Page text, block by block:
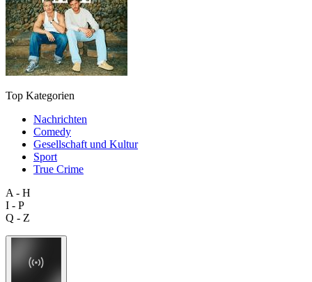
Top Kategorien
Nachrichten
Comedy
Gesellschaft und Kultur
Sport
True Crime
A - H
I - P
Q - Z